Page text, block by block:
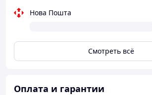
Нова Пошта
Смотреть всё
Оплата и гарантии